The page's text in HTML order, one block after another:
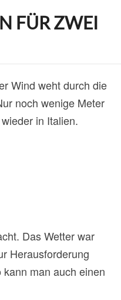
FÜR ZWEI
Wind weht durch die
noch wenige Meter
in Italien.
Das Wetter war
Herausforderung
man auch einen